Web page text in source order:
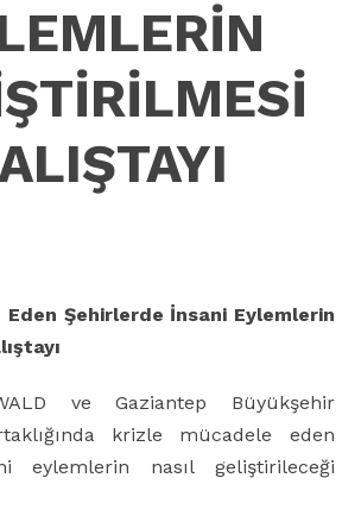
Şehirlerde İnsani Eylemlerin
ve Gaziantep Büyükşehir
krizle mücadele eden
eylemlerin nasıl geliştirileceği